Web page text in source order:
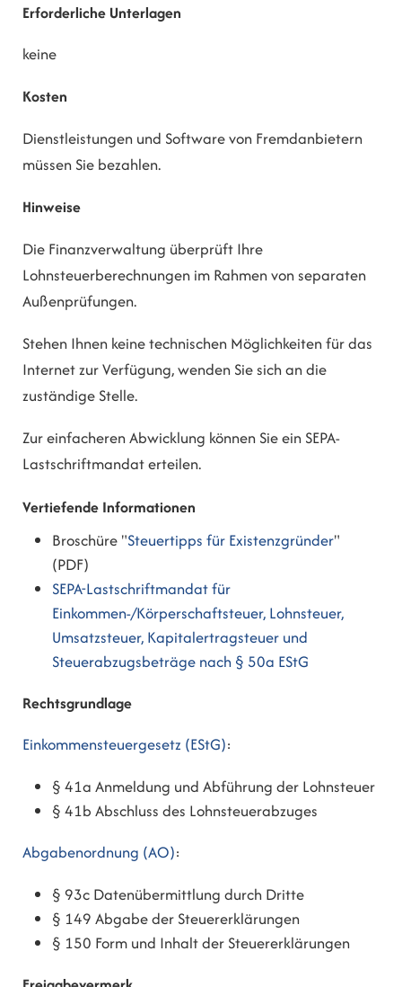
Erforderliche Unterlagen
keine
Kosten
Dienstleistungen und Software von Fremdanbietern
müssen Sie bezahlen.
Hinweise
Die Finanzverwaltung überprüft Ihre
Lohnsteuerberechnungen im Rahmen von separaten
Außenprüfungen.
Stehen Ihnen keine technischen Möglichkeiten für das
Internet zur Verfügung, wenden Sie sich an die
zuständige Stelle.
Zur einfacheren Abwicklung können Sie ein SEPA-
Lastschriftmandat erteilen.
Vertiefende Informationen
Broschüre "Steuertipps für Existenzgründer"
(PDF)
SEPA-Lastschriftmandat für
Einkommen-/Körperschaftsteuer, Lohnsteuer,
Umsatzsteuer, Kapitalertragsteuer und
Steuerabzugsbeträge nach § 50a EStG
Rechtsgrundlage
Einkommensteuergesetz (EStG):
§ 41a Anmeldung und Abführung der Lohnsteuer
§ 41b Abschluss des Lohnsteuerabzuges
Abgabenordnung (AO):
§ 93c Datenübermittlung durch Dritte
§ 149 Abgabe der Steuererklärungen
§ 150 Form und Inhalt der Steuererklärungen